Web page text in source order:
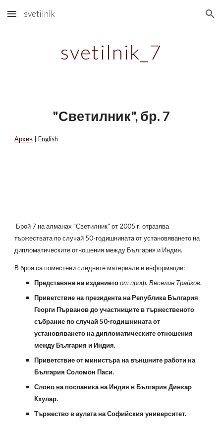
Skip to main content Skip to navigation
svetilnik
svetilnik_7
"Светилник", бр. 7
Архив | English
Брой 7 на алманах "Светилник" от 2005 г. отразява
тържествата по случай 50-годишнината от установяването на
дипломатическите отношения между България и Индия.
В броя са поместени следните материали и информации:
Представяне на изданиетоот проф. Веселин Трайков.
Приветствие на президента на Република България
Георги Първанов до участниците в тържественото
събрание по случай 50-годишнината от
установяването на дипломатическите отношения
между България и Индия.
Приветствие от министъра на външните работи на
България Соломон Паси.
Слово на посланика на Индия в България Динкар
Кхулар.
Тържество в аулата на Софийския университет.